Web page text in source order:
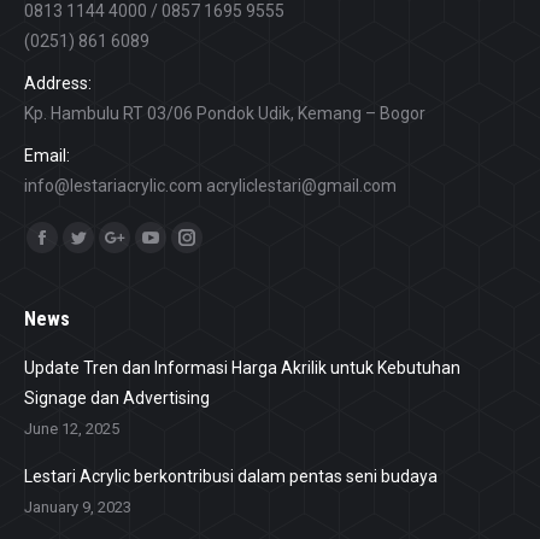
0813 1144 4000 / 0857 1695 9555
(0251) 861 6089
Address:
Kp. Hambulu RT 03/06 Pondok Udik, Kemang – Bogor
Email:
info@lestariacrylic.com acryliclestari@gmail.com
Find us on:
Facebook
Twitter YouTubeInstagram
News
Update Tren dan Informasi Harga Akrilik untuk Kebutuhan
Signage dan Advertising
June 12, 2025
Lestari Acrylic berkontribusi dalam pentas seni budaya
January 9, 2023